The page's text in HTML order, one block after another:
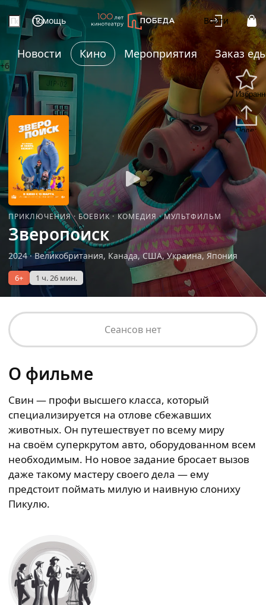
Помощь Войти
Новости Кино Мероприятия Заказ
+6
ПРИКЛЮЧЕНИЯ· БОЕВИК· КОМЕДИЯ·МУЛЬТФИЛЬМ
Зверопоиск
2024·Великобритания, Канада, США, Украина, Япония
6+ 1 ч. 26 мин.
Сеансов нет
О фильме
Свин — профи высшего класса, который
специализируется на отлове сбежавших
животных. Он путешествует по всему миру
на своём суперкрутом авто, оборудованном всем
необходимым. Но новое задание бросает вызов
даже такому мастеру своего дела — ему
предстоит поймать милую и наивную слониху
Пикулю.